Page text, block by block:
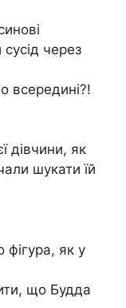
через
всередині?!
дівчини, як
шукати їй
фігура, як у
що Будда